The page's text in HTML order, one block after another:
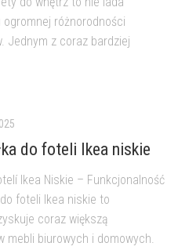
różnorodności
Jednym z coraz bardziej
do foteli Ikea niskie
Ikea Niskie – Funkcjonalność
foteli Ikea niskie to
coraz większą
mebli biurowych i domowych.